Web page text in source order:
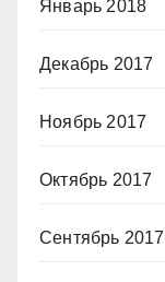
Январь 2018
Декабрь 2017
Ноябрь 2017
Октябрь 2017
Сентябрь 2017